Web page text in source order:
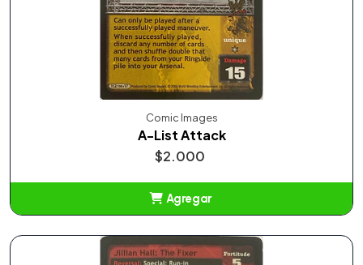
Comic Images
A-List Attack
$2.000
Agregar